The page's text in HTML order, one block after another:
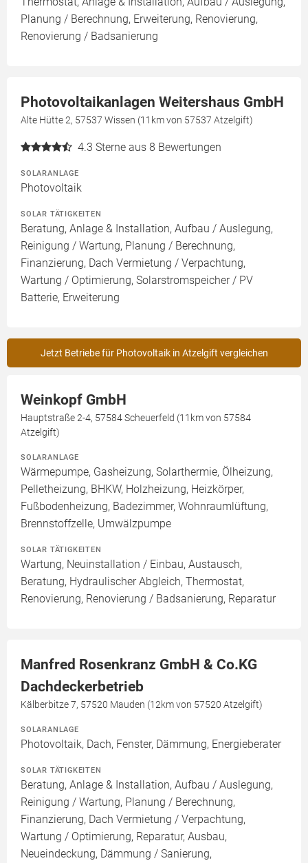
Planung / Berechnung, Erweiterung, Renovierung,
Renovierung / Badsanierung
Photovoltaikanlagen Weitershaus GmbH
Alte Hütte 2, 57537 Wissen (11km von 57537 Atzelgift)
4.3 Sterne aus 8 Bewertungen
SOLARANLAGE
Photovoltaik
SOLAR TÄTIGKEITEN
Beratung, Anlage & Installation, Aufbau / Auslegung,
Reinigung / Wartung, Planung / Berechnung,
Finanzierung, Dach Vermietung / Verpachtung,
Wartung / Optimierung, Solarstromspeicher / PV
Batterie, Erweiterung
Jetzt Betriebe für Photovoltaik in Atzelgift vergleichen
Weinkopf GmbH
Hauptstraße 2-4, 57584 Scheuerfeld (11km von 57584
Atzelgift)
SOLARANLAGE
Wärmepumpe, Gasheizung, Solarthermie, Ölheizung,
Pelletheizung, BHKW, Holzheizung, Heizkörper,
Fußbodenheizung, Badezimmer, Wohnraumlüftung,
Brennstoffzelle, Umwälzpumpe
SOLAR TÄTIGKEITEN
Wartung, Neuinstallation / Einbau, Austausch,
Beratung, Hydraulischer Abgleich, Thermostat,
Renovierung, Renovierung / Badsanierung, Reparatur
Manfred Rosenkranz GmbH & Co.KG
Dachdeckerbetrieb
Kälberbitze 7, 57520 Mauden (12km von 57520 Atzelgift)
SOLARANLAGE
Photovoltaik, Dach, Fenster, Dämmung, Energieberater
SOLAR TÄTIGKEITEN
Beratung, Anlage & Installation, Aufbau / Auslegung,
Reinigung / Wartung, Planung / Berechnung,
Finanzierung, Dach Vermietung / Verpachtung,
Wartung / Optimierung, Reparatur, Ausbau,
Neueindeckung, Dämmung / Sanierung,